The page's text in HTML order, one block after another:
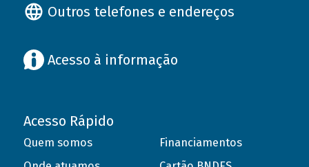
Outros telefones e endereços
Acesso à informação
Acesso Rápido
Quem somos
Financiamentos